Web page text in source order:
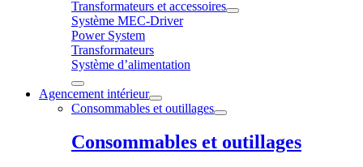
Transformateurs et accessoires
Système MEC-Driver
Power System
Transformateurs
Système d’alimentation
Agencement intérieur
Consommables et outillages
Consommables et outillages